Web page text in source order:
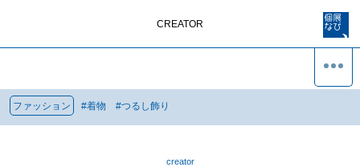
CREATOR
ファッション #着物 #つるし飾り
creator